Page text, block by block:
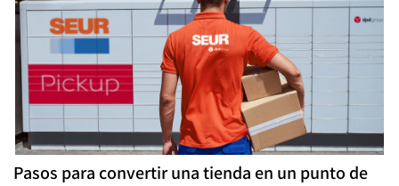
Pasos para convertir una tienda en un punto de